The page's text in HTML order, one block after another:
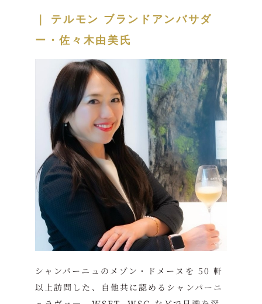
｜ テルモン ブランドアンバサダ
ー・佐々木由美氏
シャンパーニュのメゾン・ドメーヌを 50 軒
以上訪問した、自他共に認めるシャンパーニ